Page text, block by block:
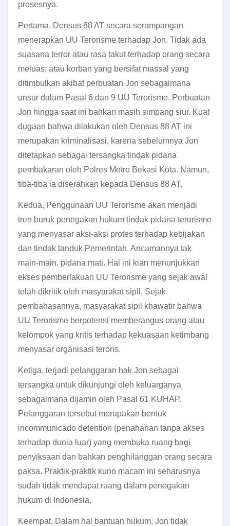
prosesnya.
Pertama, Densus 88 AT secara serampangan
menerapkan UU Terorisme terhadap Jon. Tidak ada
suasana terror atau rasa takut terhadap orang secara
meluas; atau korban yang bersifat massal yang
ditimbulkan akibat perbuatan Jon sebagaimana
unsur dalam Pasal 6 dan 9 UU Terorisme. Perbuatan
Jon hingga saat ini bahkan masih simpang siur. Kuat
dugaan bahwa dilakukan oleh Densus 88 AT ini
merupakan kriminalisasi, karena sebelumnya Jon
ditetapkan sebagai tersangka tindak pidana
pembakaran oleh Polres Metro Bekasi Kota. Namun,
tiba-tiba ia diserahkan kepada Densus 88 AT.
Kedua, Penggunaan UU Terorisme akan menjadi
tren buruk penegakan hukum tindak pidana terorisme
yang menyasar aksi-aksi protes terhadap kebijakan
dan tindak tanduk Pemerintah. Ancamannya tak
main-main, pidana mati. Hal ini kian menunjukkan
ekses pemberlakuan UU Terorisme yang sejak awal
telah dikritik oleh masyarakat sipil. Sejak
pembahasannya, masyarakat sipil khawatir bahwa
UU Terorisme berpotensi memberangus orang atau
kelompok yang kritis terhadap kekuasaan ketimbang
menyasar organisasi teroris.
Ketiga, terjadi pelanggaran hak Jon sebagai
tersangka untuk dikunjungi oleh keluarganya
sebagaimana dijamin oleh Pasal 61 KUHAP.
Pelanggaran tersebut merupakan bentuk
incommunicado detention (penahanan tanpa akses
terhadap dunia luar) yang membuka ruang bagi
penyiksaan dan bahkan penghilanggan orang secara
paksa. Praktik-praktik kuno macam ini seharusnya
sudah tidak mendapat ruang dalam penegakan
hukum di Indonesia.
Keempat, Dalam hal bantuan hukum, Jon tidak